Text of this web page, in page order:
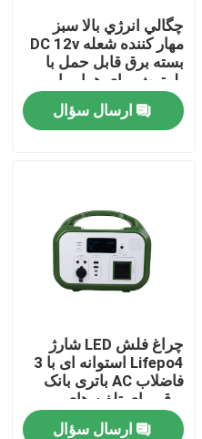
چگالي انرژي بالا سبز
مهار کننده شعله DC 12v
بسته برق قابل حمل با
بلوتوث برای هواپیما
بدون سرنشین
ارسال سؤال
چراغ فلش LED شارژ
Lifepo4 استوانه ای با 3
فاضلاب AC باتری بانک
برق برای تلفن های
هوشمند
ارسال سؤال